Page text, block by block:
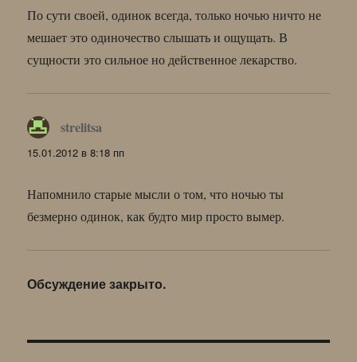
По сути своей, одинок всегда, только ночью ничто не
мешает это одиночество слышать и ощущать. В
сущности это сильное но действенное лекарство.
strelitsa
15.01.2012 в 8:18 пп
Напомнило старые мысли о том, что ночью ты
безмерно одинок, как будто мир просто вымер.
Обсуждение закрыто.